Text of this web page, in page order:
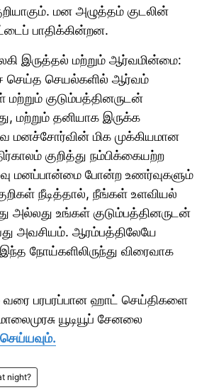
மன அழுத்தம் குடலின்
பாதிக்கின்றன.
இருத்தல் மற்றும் ஆர்வமின்மை:
செய்த செயல்களில் ஆர்வம்
குடும்பத்தினருடன்
மற்றும் தனியாக இருக்க
மனச்சோர்வின் மிக முக்கியமான
குறித்து நம்பிக்கையற்ற
மனப்பான்மை போன்ற உணர்வுகளும்
நீடித்தால், நீங்கள் உளவியல்
உங்கள் குடும்பத்தினருடன்
அவசியம். ஆரம்பத்திலேயே
நோய்களிலிருந்து விரைவாக
வரை பரபரப்பான ஹாட் செய்திகளை
யூடியூப் சேனலை
night?